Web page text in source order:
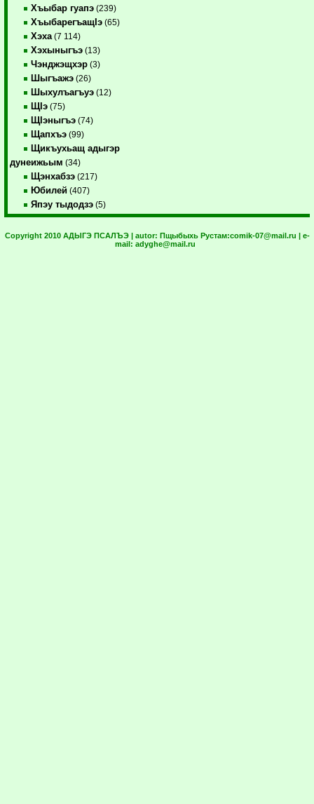
Хъыбар гуапэ (239)
ХъыбарегъащIэ (65)
Хэха (7 114)
Хэхыныгъэ (13)
Чэнджэщхэр (3)
Шыгъажэ (26)
Шыхулъагъуэ (12)
ЩIэ (75)
ЩIэныгъэ (74)
Щапхъэ (99)
Щикъухьащ адыгэр
дунеижьым (34)
Щэнхабзэ (217)
Юбилей (407)
Япэу тыдодзэ (5)
Copyright 2010 АДЫГЭ ПСАЛЪЭ | autor: Пщыбыхь Рустам:comik-07@mail.ru | e-
mail: adyghe@mail.ru